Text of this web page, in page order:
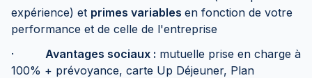
expérience) et primes variables en fonction de votre
performance et de celle de l'entreprise
· Avantages sociaux : mutuelle prise en charge à
100% + prévoyance, carte Up Déjeuner, Plan